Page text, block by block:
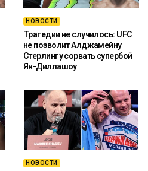
НОВОСТИ
Трагедии не случилось: UFC
не позволит Алджамейну
Стерлингу сорвать супербой
Ян-Диллашоу
НОВОСТИ